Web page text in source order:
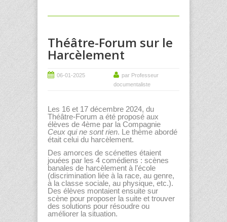
Théâtre-Forum sur le
Harcèlement
06-01-2025
par Professeur
documentaliste
Les 16 et 17 décembre 2024, du
Théâtre-Forum a été proposé aux
élèves de 4ème par la Compagnie
Ceux qui ne sont rien. Le thème abordé
était celui du harcèlement.
Des amorces de scénettes étaient
jouées par les 4 comédiens : scènes
banales de harcèlement à l’école
(discrimination liée à la race, au genre,
à la classe sociale, au physique, etc.).
Des élèves montaient ensuite sur
scène pour proposer la suite et trouver
des solutions pour résoudre ou
améliorer la situation.